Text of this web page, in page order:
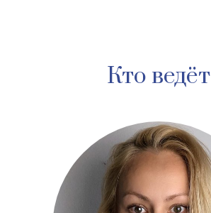
Кто ведёт